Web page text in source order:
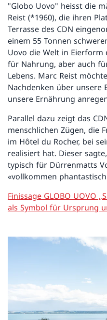
"Globo Uovo" heisst die
Reist (*1960), die ihren
Terrasse des CDN
einem 55 Tonnen
Uovo die Welt in Eierform
für Nahrung, aber auch
Lebens. Marc Reist
Nachdenken über unsere
unsere Ernährung
Parallel dazu zeigt das
menschlichen Zügen, die
im Hôtel du Rocher, bei
realisiert hat. Dieser
typisch für Dürrenmatts
«vollkommen
Finissage GLOBO UOVO
als Symbol für Ursprung